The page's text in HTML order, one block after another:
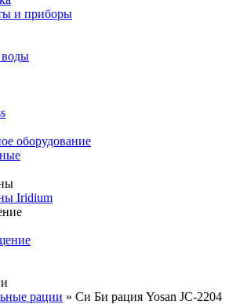
и приборы
воды
оборудование
Iridium
рации » Си Би рация Yosan JC-2204